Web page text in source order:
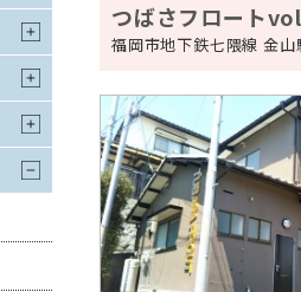
つばさフロート
福岡市地下鉄七隈線 金山